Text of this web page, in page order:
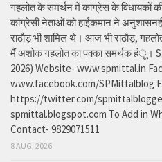
गहलोत के समर्थन में कांग्रेस के विधायकों
कांग्रेसी नेताओं को हाईकमान ने
राठौड़ भी शामिल थे। आज भी राठौड़,
मैं अशोक गहलोत का पक्का समर्थक हंू।
2026) Website- www.spmittal.in
www.facebook.com/SPMittalblog
https://twitter.com/
spmittal.blogspot.com To Add in
Contact- 9829071511
8 AUG, 2026